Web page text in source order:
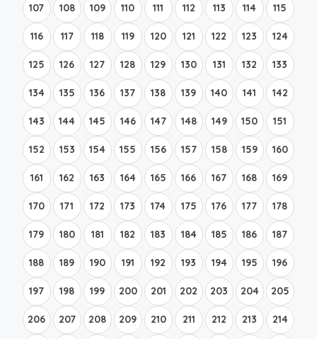
107 108 109 110 111 112 113 114 115
116 117 118 119 120 121 122 123 124
125 126 127 128 129 130 131 132 133
134 135 136 137 138 139 140 141 142
143 144 145 146 147 148 149 150 151
152 153 154 155 156 157 158 159 160
161 162 163 164 165 166 167 168 169
170 171 172 173 174 175 176 177 178
179 180 181 182 183 184 185 186 187
188 189 190 191 192 193 194 195 196
197 198 199 200 201 202 203 204 205
206 207 208 209 210 211 212 213 214